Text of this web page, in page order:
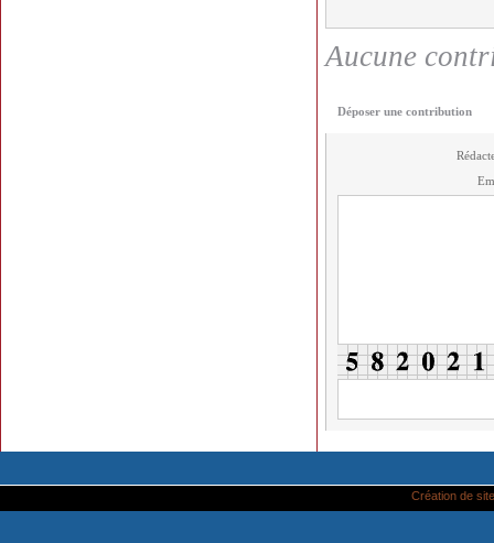
Aucune
Déposer une contribution
Création de